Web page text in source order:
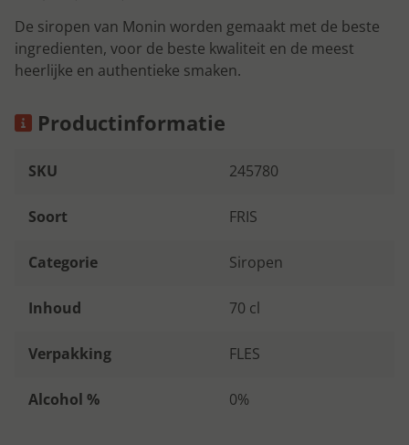
De siropen van Monin worden gemaakt met de beste
ingredienten, voor de beste kwaliteit en de meest
heerlijke en authentieke smaken.
Productinformatie
SKU 245780
Soort FRIS
Categorie Siropen
Inhoud 70 cl
Verpakking FLES
Alcohol % 0%